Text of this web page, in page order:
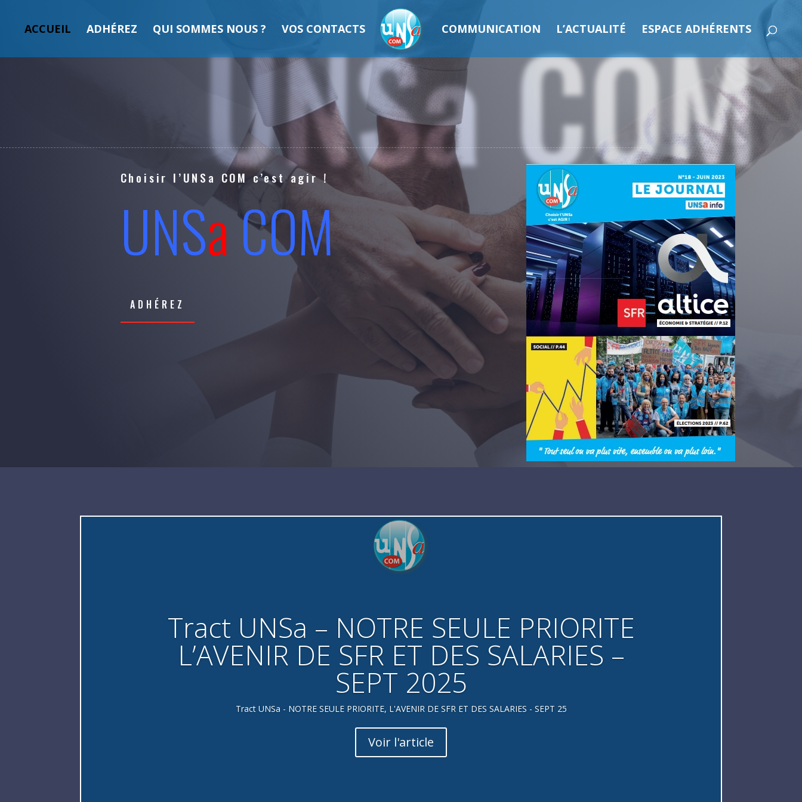
ACCUEIL ADHÉREZ QUI SOMMES NOUS ? VOS CONTACTS COMMUNICATION L’ACTUALITÉ ESPACE ADHÉRENTS
UNSa COM
Choisir l’UNSa COM c’est agir !
UNSaCOM
ADHÉREZ
Tract UNSa – NOTRE SEULE PRIORITE
L’AVENIR DE SFR ET DES SALARIES –
SEPT 2025
Tract UNSa - NOTRE SEULE PRIORITE, L'AVENIR DE SFR ET DES SALARIES - SEPT 25
Voir l'article